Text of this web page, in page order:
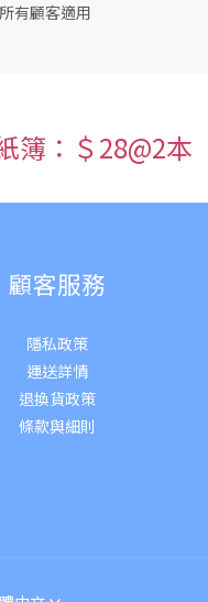
所有顧客適用
簿：＄28@2本
顧客服務
隱私政策
運送詳情
退換貨政策
條款與細則